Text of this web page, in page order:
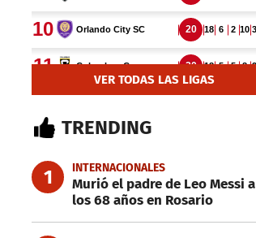
VER TODAS LAS LIGAS
TRENDING
1 INTERNACIONALES
Murió el padre de Leo Messi a
los 68 años en Rosario